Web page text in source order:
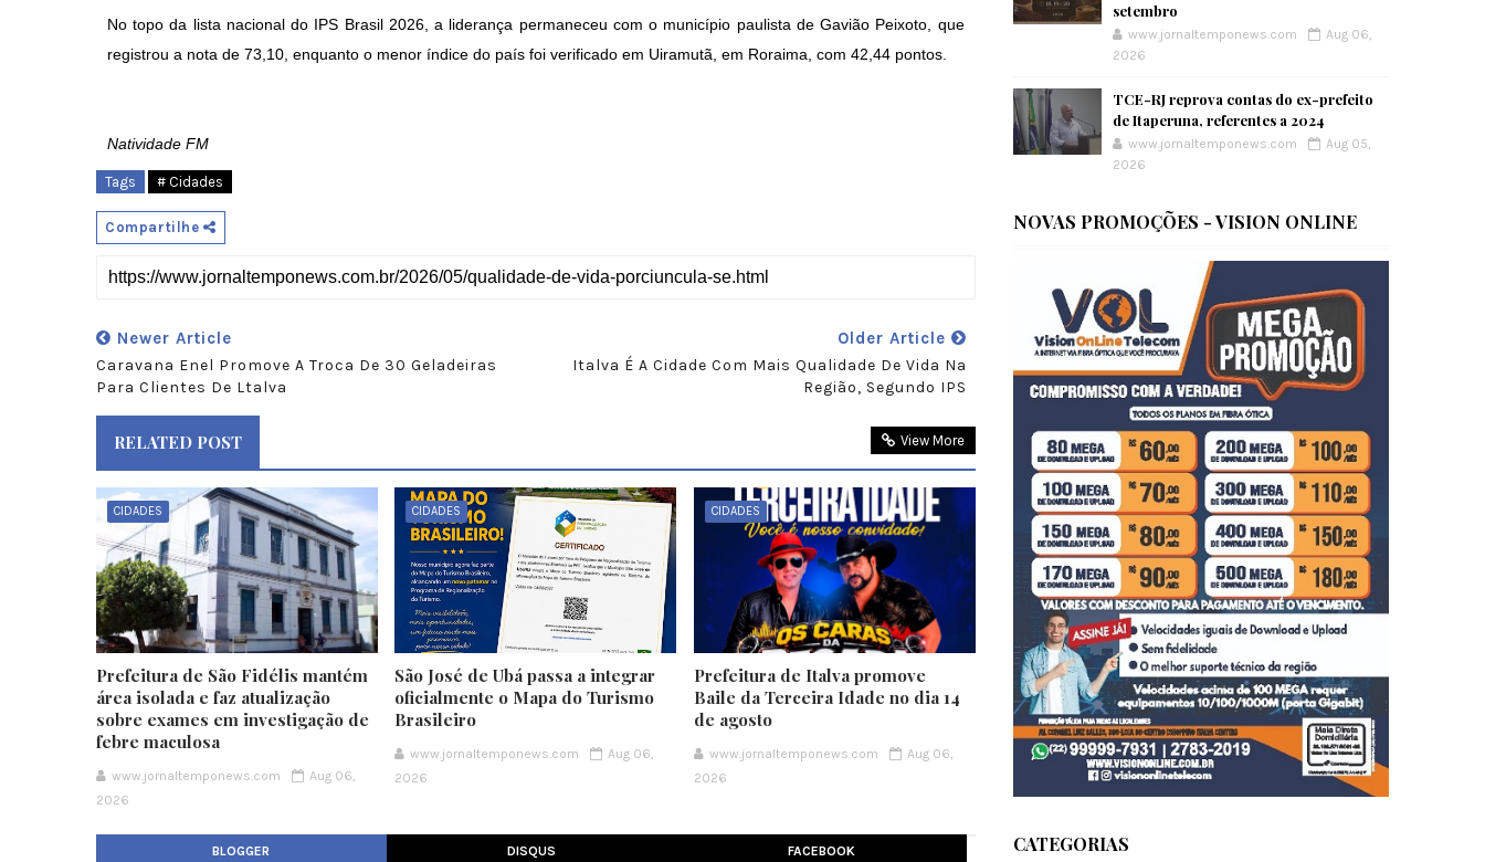
No topo da lista nacional do IPS Brasil 2026, a liderança permaneceu com o município paulista de Gavião Peixoto, que
registrou a nota de 73,10, enquanto o menor índice do país foi verificado em Uiramutã, em Roraima, com 42,44 pontos.
Natividade FM
Tags # Cidades
Compartilhe
Newer Article
Caravana Enel Promove A Troca De 30 Geladeiras
Para Clientes De Ltalva
Older Article
Italva É A Cidade Com Mais Qualidade De Vida Na
Região, Segundo IPS
RELATED POST View More
CIDADES
Prefeitura de São Fidélis mantém
área isolada e faz atualização
sobre exames em investigação de
febre maculosa
www.jornaltemponews.com
Aug 06,
2026
CIDADES
São José de Ubá passa a integrar
oficialmente o Mapa do Turismo
Brasileiro
www.jornaltemponews.com
Aug 06,
2026
CIDADES
Prefeitura de Italva promove
Baile da Terceira Idade no dia 14
de agosto
www.jornaltemponews.com
Aug 06,
2026
BLOGGER DISQUS FACEBOOK
setembro
www.jornaltemponews.com
Aug 06,
2026
TCE-RJ reprova contas do ex-prefeito
de Itaperuna, referentes a 2024
www.jornaltemponews.com
Aug 05,
2026
NOVAS PROMOÇÕES - VISION ONLINE
CATEGORIAS